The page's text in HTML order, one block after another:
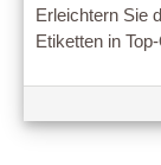
Erleichtern Sie
Etiketten in